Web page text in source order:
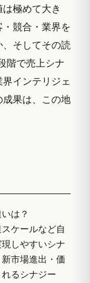
極めて大き
競合・業界を
そしてその読
階で売上シナ
インテリジェ
果は、この地
は？
ケールなど自
しやすいシナ
市場進出・価
るシナジー